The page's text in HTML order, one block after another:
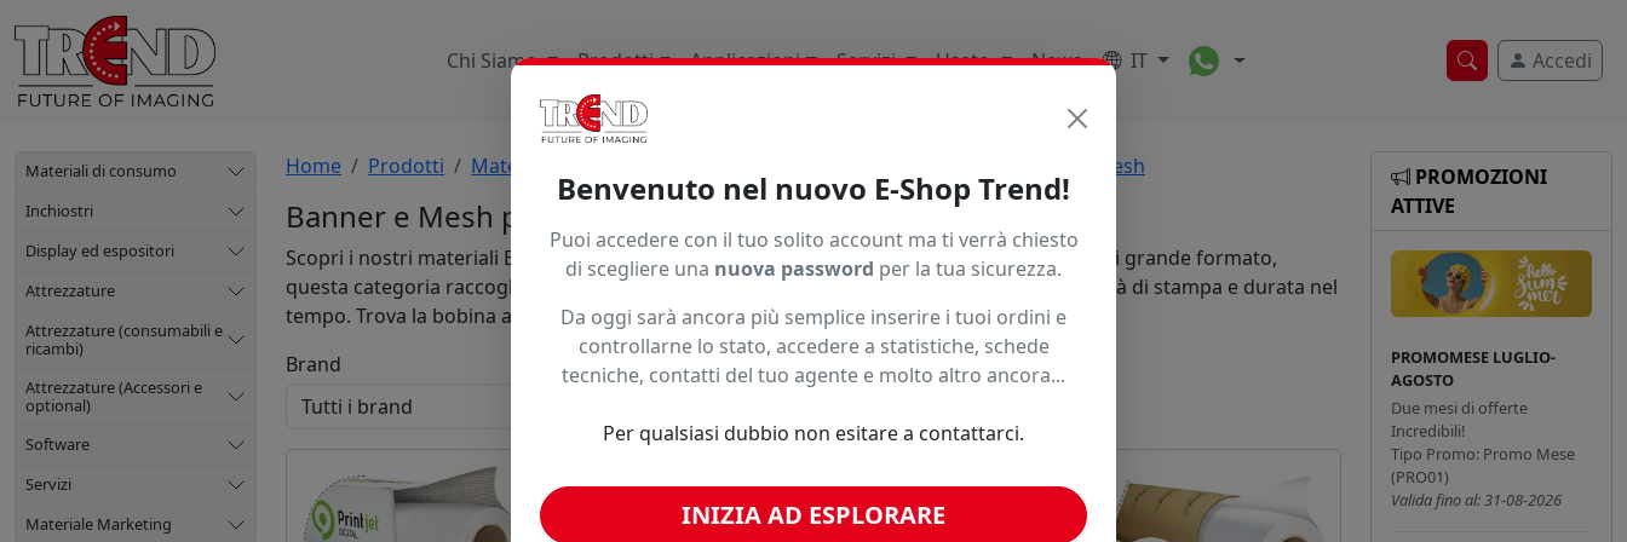
Ricerca veloce
Accedi
Chi Siamo Prodotti Applicazioni Servizi Usato News IT Toggle Dropdown
Materiali di consumo
Inchiostri
Display ed espositori
Attrezzature
Attrezzature (consumabili e
ricambi)
Attrezzature (Accessori e
optional)
Software
Servizi
Materiale Marketing
Home Prodotti Materiali Di Consumo Banner E Mesh
Banner e Mesh per stampa Solvente UV e latex
Scopri i nostri materiali Banner e Mesh in bobina. Ideali per affissioni, striscioni e stampe di grande formato,
questa categoria raccoglie soluzioni con diversi formati e grammature per garantire qualità di stampa e durata nel
tempo. Trova la bobina adatta al tuo plotter UV e Latex.
Brand
Ordinamento
PROMOZIONI
ATTIVE
PROMOMESE LUGLIO-
AGOSTO
Due mesi di offerte
Incredibili!
Tipo Promo: Promo Mese
(PRO01)
Valida fino al: 31-08-2026
Benvenuto nel nuovo E-Shop Trend!
Puoi accedere con il tuo solito account ma ti verrà chiesto
di scegliere una nuova password per la tua sicurezza.
Da oggi sarà ancora più semplice inserire i tuoi ordini e
controllarne lo stato, accedere a statistiche, schede
tecniche, contatti del tuo agente e molto altro ancora...
Per qualsiasi dubbio non esitare a contattarci.
INIZIA AD ESPLORARE